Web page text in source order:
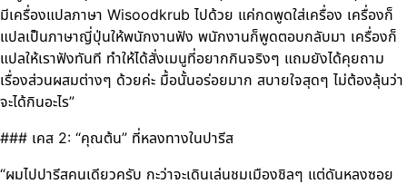
มีเครื่องแปลภาษา Wisoodkrub ไปด้วย แค่กดพูดใส่เครื่อง เครื่องก็
แปลเป็นภาษาญี่ปุ่นให้พนักงานฟัง พนักงานก็พูดตอบกลับมา เครื่องก็
แปลให้เราฟังทันที ทำให้ได้สั่งเมนูที่อยากกินจริงๆ แถมยังได้คุยถาม
เรื่องส่วนผสมต่างๆ ด้วยค่ะ มื้อนั้นอร่อยมาก สบายใจสุดๆ ไม่ต้องลุ้นว่า
จะได้กินอะไร”
### เคส 2: “คุณต้น” ที่หลงทางในปารีส
“ผมไปปารีสคนเดียวครับ กะว่าจะเดินเล่นชมเมืองชิลๆ แต่ดันหลงซอย